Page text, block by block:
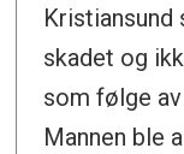
Kristiansund
skadet og
som følge
Mannen ble